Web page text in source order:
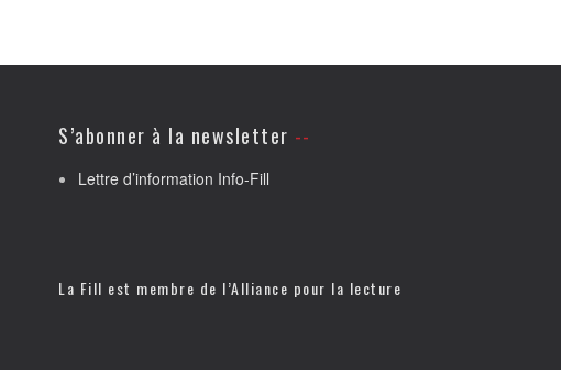
S’abonner à la newsletter
Lettre d’information Info-Fill
La Fill est membre de l’Alliance pour la lecture